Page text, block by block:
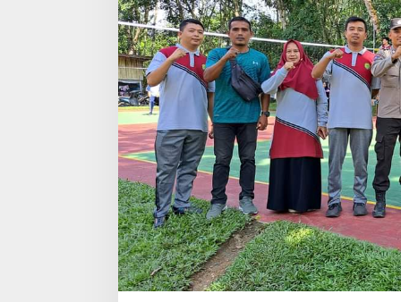
i
G
e
l
a
r
P
O
R
S
E
N
I
D
i
H
a
r
i